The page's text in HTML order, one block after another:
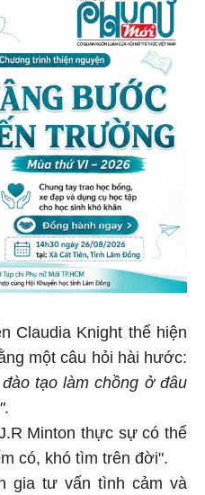
Claudia Knight thể hiện
một câu hỏi hài hước:
tạo làm chồng ở đâu
.
Minton thực sự có thể
có, khó tìm trên đời".
gia tư vấn tình cảm và